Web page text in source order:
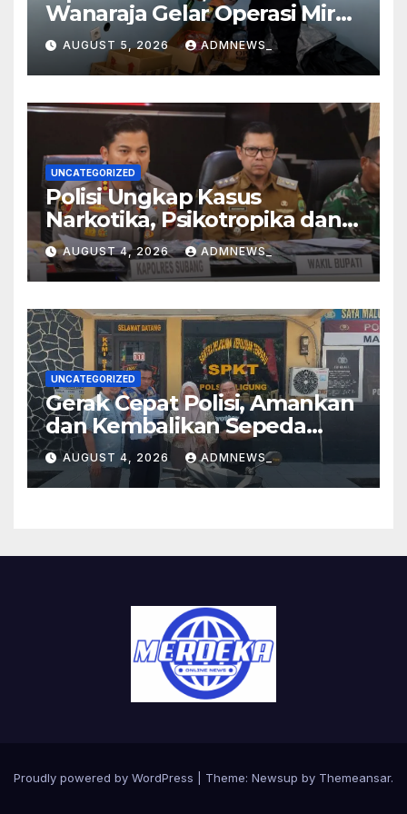
Wanaraja Gelar Operasi Miras
di Wilayah Hukumnya
AUGUST 5, 2026 ADMNEWS_
UNCATEGORIZED
Polisi Ungkap Kasus
Narkotika, Psikotropika dan
Peredaran Obat- Obatan
Tanpa Izin Periode
pertengahan Juli 2026
AUGUST 4, 2026 ADMNEWS_
UNCATEGORIZED
Gerak Cepat Polisi, Amankan
dan Kembalikan Sepeda
Motor Milik Warga yang
Sempat Hilang
AUGUST 4, 2026 ADMNEWS_
Proudly powered by WordPress Theme: Newsup by Themeansar.